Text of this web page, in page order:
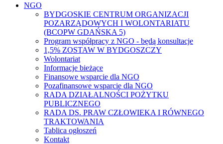
NGO
BYDGOSKIE CENTRUM ORGANIZACJI
POZARZĄDOWYCH I WOLONTARIATU
(BCOPW GDAŃSKA 5)
Program współpracy z NGO - będą konsultacje
1,5% ZOSTAW W BYDGOSZCZY
Wolontariat
Informacje bieżące
Finansowe wsparcie dla NGO
Pozafinansowe wsparcie dla NGO
RADA DZIAŁALNOŚCI POŻYTKU
PUBLICZNEGO
RADA DS. PRAW CZŁOWIEKA I RÓWNEGO
TRAKTOWANIA
Tablica ogłoszeń
Kontakt